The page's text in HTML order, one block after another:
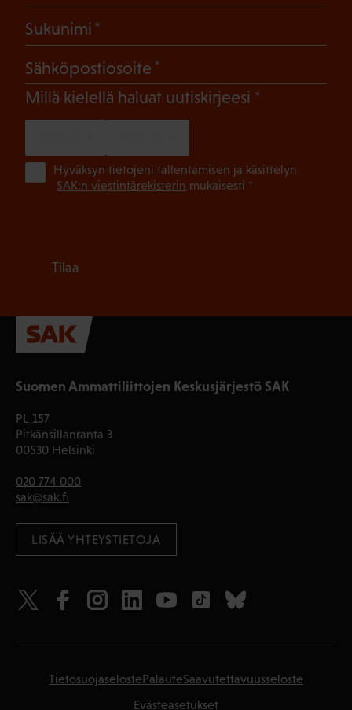
Suomen Ammattiliittojen Keskusjärjestö SAK
PL 157
Pitkänsillanranta 3
00530 Helsinki
020 774 000
sak@sak.fi
LISÄÄ YHTEYSTIETOJA
Sukunimi
Sähköpostiosoite
Millä kielellä haluat uutiskirjeesi (Pakollinen)
Hyväksyn tietojeni tallentamisen ja käsittelyn
SAK:n viestintärekisterin mukaisesti *
Tilaa
TietosuojaselostePalauteSaavutettavuusseloste
Evästeasetukset